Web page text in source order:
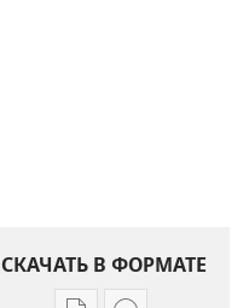
СКАЧАТЬ В ФОРМАТЕ